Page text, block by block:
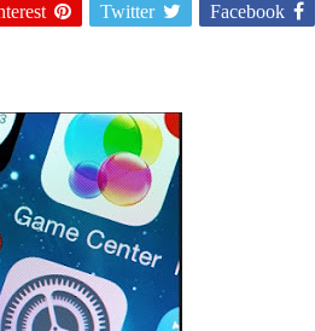
Facebook
Twitter